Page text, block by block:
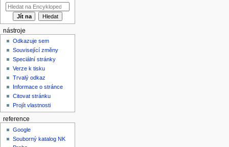
nástroje
Odkazuje sem
Související změny
Speciální stránky
Verze k tisku
Trvalý odkaz
Informace o stránce
Citovat stránku
Projít vlastnosti
reference
Google
Souborný katalog NK